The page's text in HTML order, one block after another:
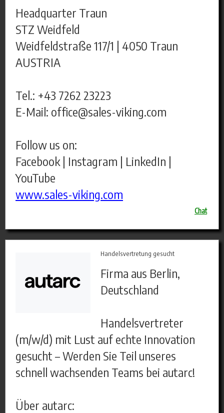
Headquarter Traun
STZ Weidfeld
Weidfeldstraße 117/1 | 4050 Traun
AUSTRIA
Tel.: +43 7262 23223
E-Mail: office@sales-viking.com
Follow us on:
Facebook | Instagram | LinkedIn |
YouTube
www.sales-viking.com
Chat
Handelsvertretung gesucht
Firma aus Berlin,
Deutschland
Handelsvertreter
(m/w/d) mit Lust auf echte Innovation
gesucht – Werden Sie Teil unseres
schnell wachsenden Teams bei autarc!
Über autarc: